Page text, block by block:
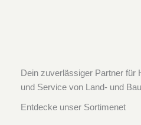
Dein zuverlässiger Partner für
und Service von Land- und
Entdecke unser Sortimenet